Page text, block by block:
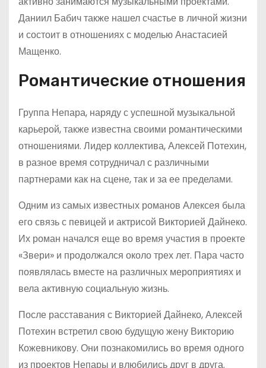
Даниил Бабич также нашел счастье в личной жизни
и состоит в отношениях с моделью Анастасией
Мащенко.
Романтические отношения
Группа Непара, наряду с успешной музыкальной
карьерой, также известна своими романтическими
отношениями. Лидер коллектива, Алексей Потехин,
в разное время сотрудничал с различными
партнерами как на сцене, так и за ее пределами.
Одним из самых известных романов Алексея была
его связь с певицей и актрисой Викторией Дайнеко.
Их роман начался еще во время участия в проекте
«Звери» и продолжался около трех лет. Пара часто
появлялась вместе на различных мероприятиях и
вела активную социальную жизнь.
После расставания с Викторией Дайнеко, Алексей
Потехин встретил свою будущую жену Викторию
Кожевникову. Они познакомились во время одного
из проектов Непары и влюбились друг в друга.